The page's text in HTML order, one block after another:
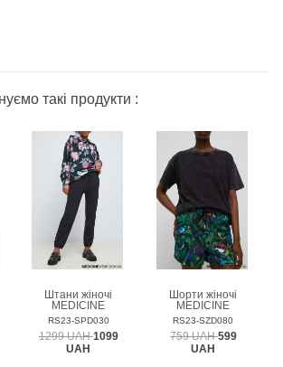
такі продукти :
Штани жіночі
MEDICINE
RS23-SPD030
1299 UAH1099
UAH
Шорти жіночі
MEDICINE
RS23-SZD080
759 UAH599
UAH